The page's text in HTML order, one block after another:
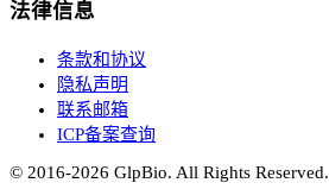
法律信息
条款和协议
隐私声明
联系邮箱
ICP备案查询
© 2016-2026 GlpBio. All Rights Reserved.